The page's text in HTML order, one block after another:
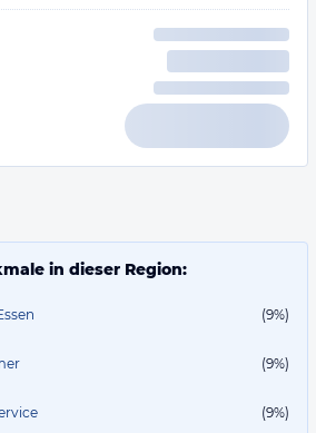
in dieser Region:
(9%)
(9%)
(9%)